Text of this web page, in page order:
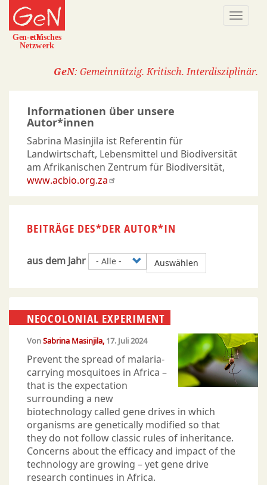
Direkt
zum
Inhalt
GeN: Gemeinnützig. Kritisch. Interdisziplinär.
Informationen über unsere
Autor*innen
Sabrina Masinjila ist Referentin für
Landwirtschaft, Lebensmittel und Biodiversität
am Afrikanischen Zentrum für Biodiversität,
www.acbio.org.za
BEITRÄGE DES*DER AUTOR*IN
aus dem Jahr Auswählen
NEOCOLONIAL EXPERIMENT
VonSabrina Masinjila 17. Juli 2024
Prevent the spread of malaria-
carrying mosquitoes in Africa –
that is the expectation
surrounding a new
biotechnology called gene drives in which
organisms are genetically modified so that
they do not follow classic rules of inheritance.
Concerns about the efficacy and impact of the
technology are growing – yet gene drive
research continues in Africa.